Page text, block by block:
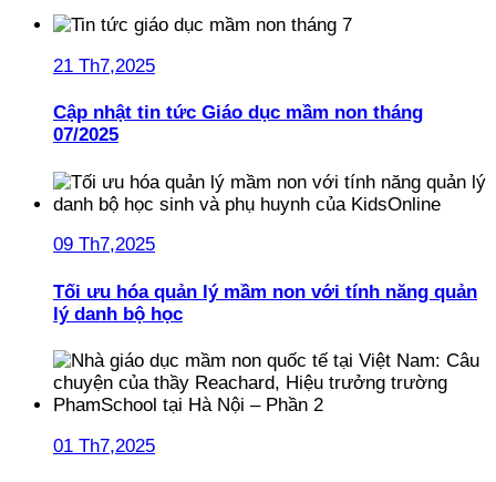
21 Th7,2025
Cập nhật tin tức Giáo dục mầm non tháng
07/2025
09 Th7,2025
Tối ưu hóa quản lý mầm non với tính năng quản
lý danh bộ học
01 Th7,2025